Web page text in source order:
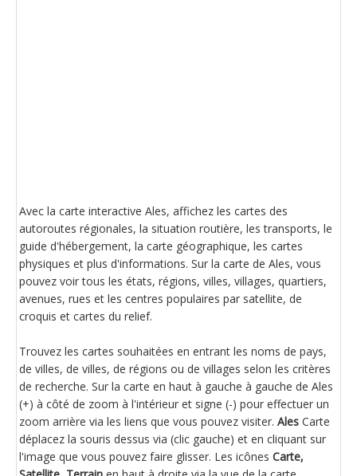
Avec la carte interactive Ales, affichez les cartes des
autoroutes régionales, la situation routière, les transports, le
guide d'hébergement, la carte géographique, les cartes
physiques et plus d'informations. Sur la carte de Ales, vous
pouvez voir tous les états, régions, villes, villages, quartiers,
avenues, rues et les centres populaires par satellite, de
croquis et cartes du relief.
Trouvez les cartes souhaitées en entrant les noms de pays,
de villes, de villes, de régions ou de villages selon les critères
de recherche. Sur la carte en haut à gauche à gauche de Ales
(+) à côté de zoom à l'intérieur et signe (-) pour effectuer un
zoom arrière via les liens que vous pouvez visiter. Ales Carte
déplacez la souris dessus via (clic gauche) et en cliquant sur
l'image que vous pouvez faire glisser. Les icônes Carte,